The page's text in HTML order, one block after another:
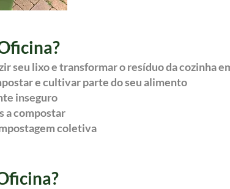
seu lixo e transformar o resíduo da cozinha
e cultivar parte do seu alimento
inseguro
a compostar
coletiva